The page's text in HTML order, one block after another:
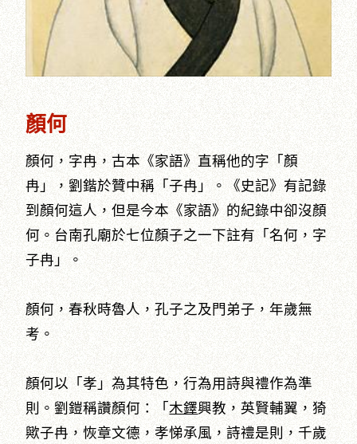
顏何
顏何，字冉，古本《家語》直稱他的字「顏
冉」，劉鍇於贊中稱「子冉」。《史記》有記錄
到顏何這人，但是今本《家語》的紀錄中卻沒顏
何。台南孔廟於七位顏子之一下註有「名何，字
子冉」。
顏何，春秋時魯人，孔子之及門弟子，年歲無
考。
顏何以「孝」為其特色，行為用詩與禮作為準
則。劉鎧稱讚顏何：「木鐸興教，英賢輔翼，猗
歟子冉，恢章文德，孝悌承風，詩禮是則，千歲